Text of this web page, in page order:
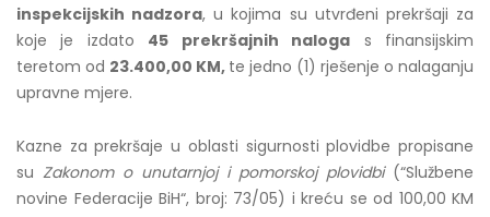
inspekcijskih nadzora, u kojima su utvrđeni prekršaji za
koje je izdato 45 prekršajnih naloga s finansijskim
teretom od 23.400,00 KM, te jedno (1) rješenje o nalaganju
upravne mjere.
Kazne za prekršaje u oblasti sigurnosti plovidbe propisane
su Zakonom o unutarnjoj i pomorskoj plovidbi(“Službene
novine Federacije BiH“, broj: 73/05) i kreću se od 100,00 KM